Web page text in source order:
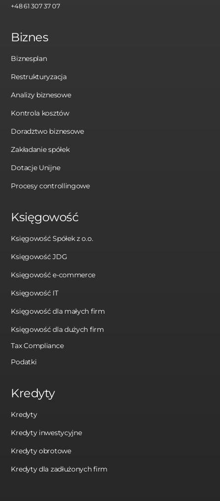
+48 61 307 37 07
Biznes
Biznesplan
Restrukturyzacja
Analizy biznesowe
Kontrola kosztów
Doradztwo biznesowe
Zakładanie spółek
Dotacje Unijne
Procesy controllingowe
Księgowość
Księgowość Spółek z o.o.
Księgowość JDG
Księgowość e-commerce
Księgowość IT
Księgowość dla małych firm
Księgowość dla dużych firm
Tax Compliance
Podatki
Kredyty
Kredyty
Kredyty inwestycyjne
Kredyty obrotowe
Kredyty dla zadłużonych firm